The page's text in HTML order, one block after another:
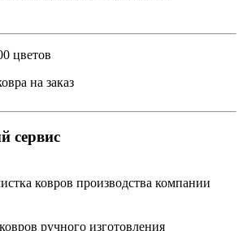
цветов
на заказ
сервис
ковров производства компании
ручного изготовления